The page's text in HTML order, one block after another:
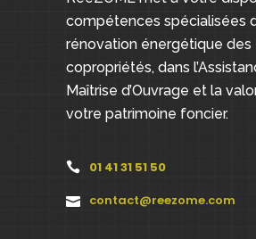
compétences spécialisées
rénovation énergétique des
copropriétés, dans
Maîtrise d’Ouvrage et la
votre patrimoine foncier.
01 41 31 51 50
contact@reezome.com